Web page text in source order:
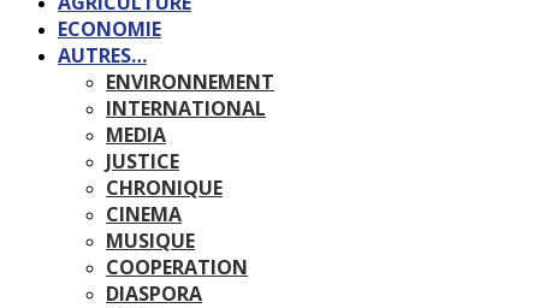
ECONOMIE
AUTRES…
ENVIRONNEMENT
INTERNATIONAL
MEDIA
JUSTICE
CHRONIQUE
CINEMA
MUSIQUE
COOPERATION
DIASPORA